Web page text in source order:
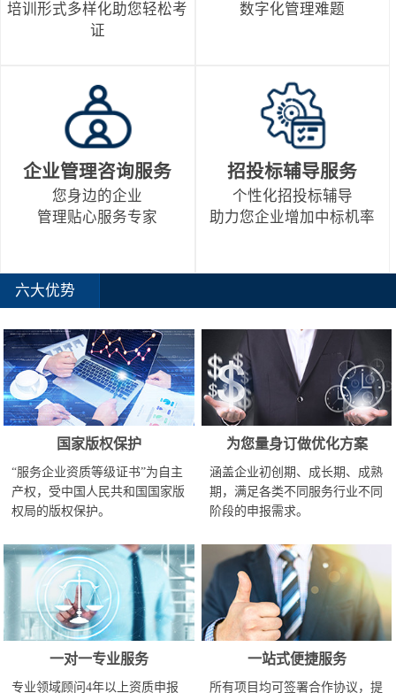
培训形式多样化助您轻松考
证
数字化管理难题
企业管理咨询服务
您身边的企业
管理贴心服务专家
招投标辅导服务
个性化招投标辅导
助力您企业增加中标机率
六大优势
国家版权保护
“服务企业资质等级证书”为自主
产权，受中国人民共和国国家版
权局的版权保护。
为您量身订做优化方案
涵盖企业初创期、成长期、成熟
期，满足各类不同服务行业不同
阶段的申报需求。
一对一专业服务
专业领域顾问4年以上资质申报
一站式便捷服务
所有项目均可签署合作协议，提